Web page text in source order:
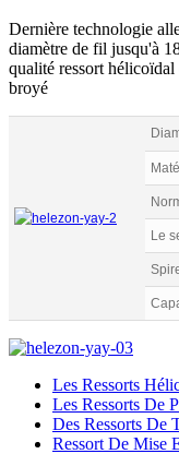
Dernière technologie
diamètre de fil jusqu'à
qualité ressort
broyé
Le
Les Ressorts
Les Ressorts De
Des Ressorts De
Ressort De Mise